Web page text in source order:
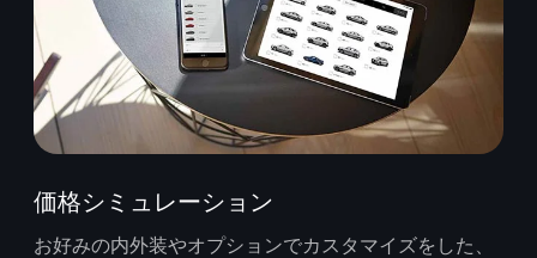
価格シミュレーション
お好みの内外装やオプションでカスタマイズをした、